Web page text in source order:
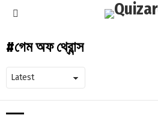
গেম অফ থ্রোন্স